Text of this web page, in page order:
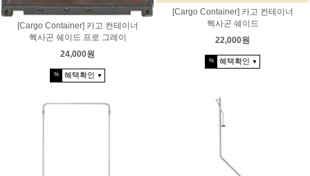
[Cargo Container] 카고 컨테이너
헥사곤 쉐이드 프로 그레이
24,000원
% 혜택확인 ▼
[Cargo Container] 카고 컨테이너
헥사곤 쉐이드
22,000원
% 혜택확인 ▼